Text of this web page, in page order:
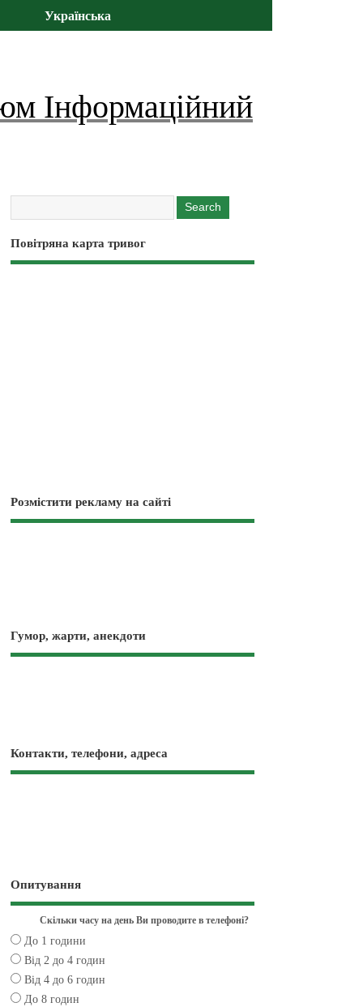
Українська
Інформаційний
Повітряна карта тривог
Розмістити рекламу на сайті
Гумор, жарти, анекдоти
Контакти, телефони, адреса
Опитування
Скільки часу на день Ви проводите в телефоні?
До 1 години
Від 2 до 4 годин
Від 4 до 6 годин
До 8 годин